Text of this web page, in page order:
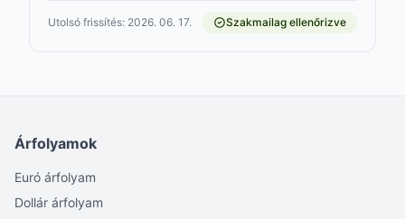
Utolsó frissítés: 2026. 06. 17. Szakmailag ellenőrizve
Árfolyamok
Euró árfolyam
Dollár árfolyam